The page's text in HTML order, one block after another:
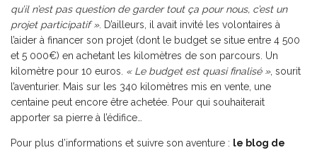
qu’il n’est pas question de garder tout ça pour nous, c’est un
projet participatif ». D’ailleurs, il avait invité les volontaires à
l’aider à financer son projet (dont le budget se situe entre 4 500
et 5 000€) en achetant les kilomètres de son parcours. Un
kilomètre pour 10 euros. « Le budget est quasi finalisé », sourit
l’aventurier. Mais sur les 340 kilomètres mis en vente, une
centaine peut encore être achetée. Pour qui souhaiterait
apporter sa pierre à l’édifice…
Pour plus d’informations et suivre son aventure : le blog de